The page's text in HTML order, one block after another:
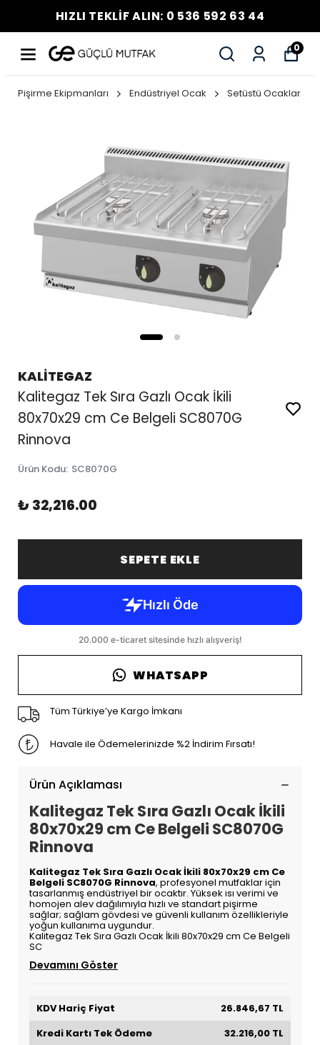
HIZLI TEKLİF ALIN: 0 536 592 63 44
0
Pişirme Ekipmanları Endüstriyel Ocak Setüstü Ocaklar
KALİTEGAZ
Kalitegaz Tek Sıra Gazlı Ocak İkili
80x70x29 cm Ce Belgeli SC8070G
Rinnova
Ürün Kodu: SC8070G
₺ 32,216.00
SEPETE EKLE
WHATSAPP
Tüm Türkiye’ye Kargo İmkanı
Havale ile Ödemelerinizde %2 İndirim Fırsatı!
Ürün Açıklaması
Kalitegaz Tek Sıra Gazlı Ocak İkili
80x70x29 cm Ce Belgeli SC8070G
Rinnova
Kalitegaz Tek Sıra Gazlı Ocak İkili 80x70x29 cm Ce
Belgeli SC8070G Rinnova, profesyonel mutfaklar için
tasarlanmış endüstriyel bir ocaktır. Yüksek ısı verimi ve
homojen alev dağılımıyla hızlı ve standart pişirme
sağlar; sağlam gövdesi ve güvenli kullanım özellikleriyle
yoğun kullanıma uygundur.
Kalitegaz Tek Sıra Gazlı Ocak İkili 80x70x29 cm Ce Belgeli
SC
Devamını Göster
KDV Hariç Fiyat
26.846,67 TL
Kredi Kartı Tek Ödeme
32.216,00 TL